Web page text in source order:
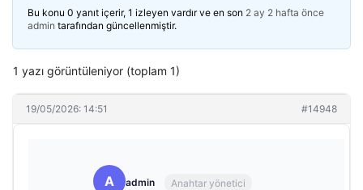
Bu konu 0 yanıt içerir, 1 izleyen vardır ve en son 2 ay 2 hafta önce
admin tarafından güncellenmiştir.
1 yazı görüntüleniyor (toplam 1)
19/05/2026: 14:51 #14948
A admin Anahtar yönetici